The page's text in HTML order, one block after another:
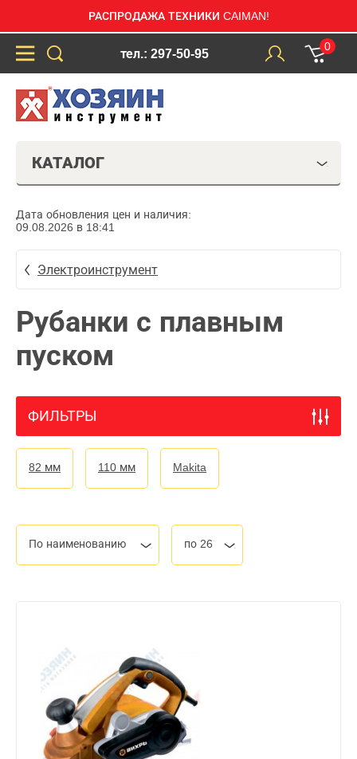
РАСПРОДАЖА ТЕХНИКИ CAIMAN!
тел.: 297-50-95
0
КАТАЛОГ
Дата обновления цен и наличия:
09.08.2026 в 18:41
Электроинструмент
Рубанки с плавным
пуском
ФИЛЬТРЫ
82 мм 110 мм Makita
По наименованию по 26